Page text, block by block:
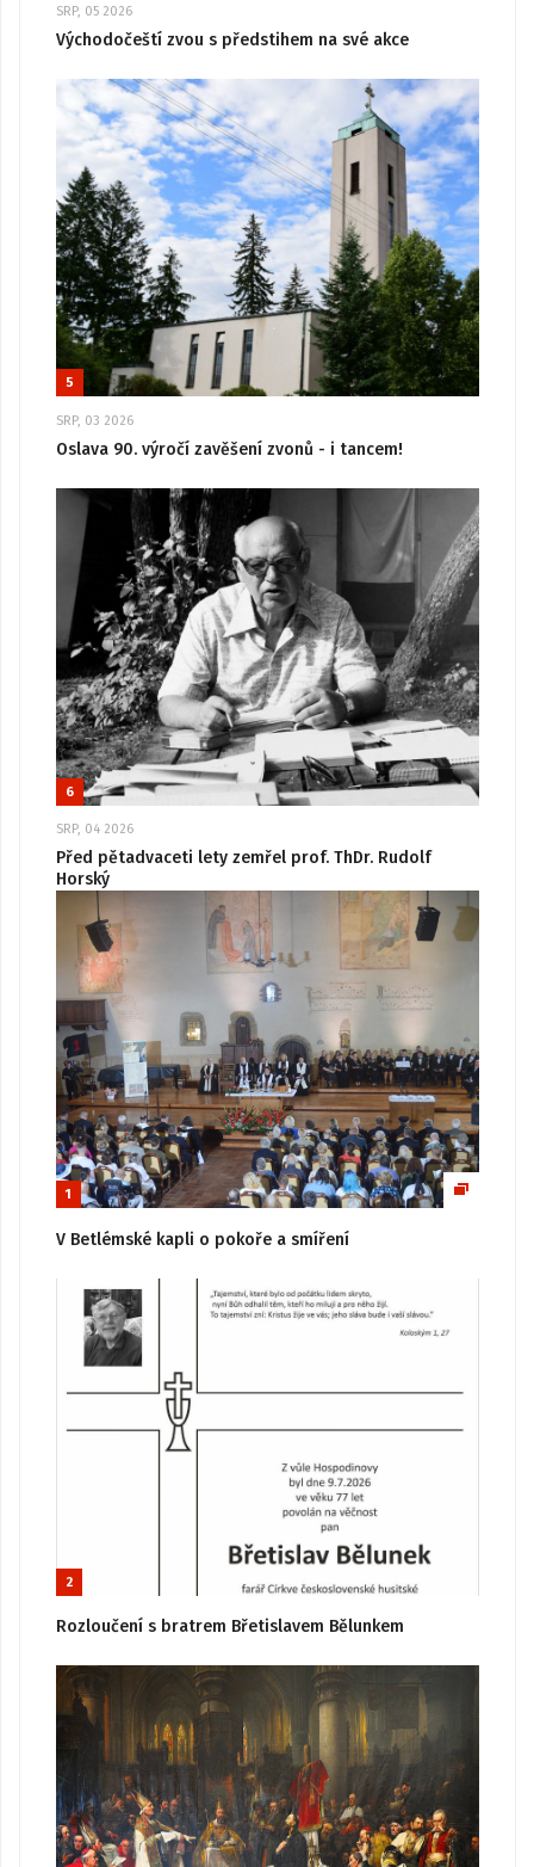
SRP, 05 2026
Východočeští zvou s předstihem na své akce
5
SRP, 03 2026
Oslava 90. výročí zavěšení zvonů - i tancem!
6
SRP, 04 2026
Před pětadvaceti lety zemřel prof. ThDr. Rudolf
Horský
1
V Betlémské kapli o pokoře a smíření
2
Rozloučení s bratrem Břetislavem Bělunkem